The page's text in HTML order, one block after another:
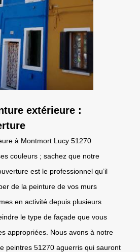
extérieure :
à Montmort Lucy 51270
couleurs ; sachez que notre
est le professionnel qu’il
de la peinture de vos murs
en activité depuis plusieurs
le type de façade que vous
appropriées. Nous avons à notre
peintres 51270 aguerris qui sauront